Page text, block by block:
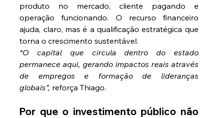
produto no mercado, cliente pagando e
operação funcionando. O recurso financeiro
ajuda, claro, mas é a qualificação estratégica que
torna o crescimento sustentável.
“O capital que circula dentro do estado
permanece aqui, gerando impactos reais através
de empregos e formação de lideranças
globais”, reforça Thiago.
Por que o investimento público não